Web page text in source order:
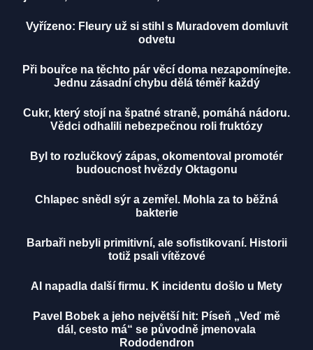
Vyřízeno: Fleury už si stihl s Muradovem domluvit
odvetu
Při bouřce na těchto pár věcí doma nezapomínejte.
Jednu zásadní chybu dělá téměř každý
Cukr, který stojí na špatné straně, pomáhá nádoru.
Vědci odhalili nebezpečnou roli fruktózy
Byl to rozlučkový zápas, okomentoval promotér
budoucnost hvězdy Oktagonu
Chlapec snědl sýr a zemřel. Mohla za to běžná
bakterie
Barbaři nebyli primitivní, ale sofistikovaní. Historii
totiž psali vítězové
AI napadla další firmu. K incidentu došlo u Mety
Pavel Bobek a jeho největší hit: Píseň „Veď mě
dál, cesto má“ se původně jmenovala
Rododendron